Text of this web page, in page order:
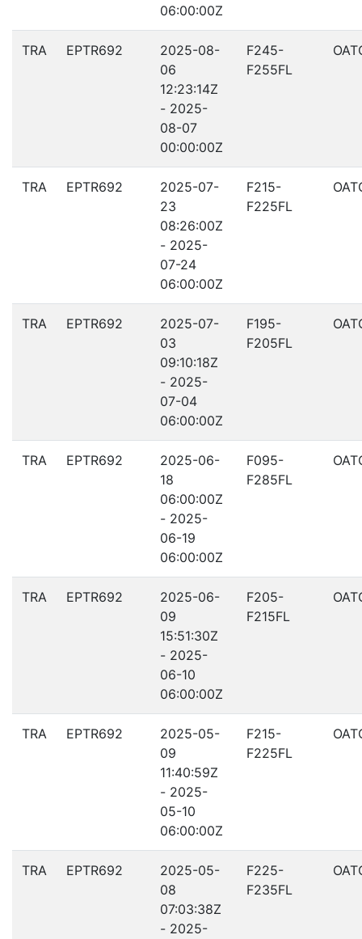
06:00:00Z
TRA EPTR692
2025-08-
06
12:23:14Z
- 2025-
08-07
00:00:00Z
F245-
F255FL
TRA EPTR692
2025-07-
23
08:26:00Z
- 2025-
07-24
06:00:00Z
F215-
F225FL
TRA EPTR692
2025-07-
03
09:10:18Z
- 2025-
07-04
06:00:00Z
F195-
F205FL
TRA EPTR692
2025-06-
18
06:00:00Z
- 2025-
06-19
06:00:00Z
F095-
F285FL
TRA EPTR692
2025-06-
09
15:51:30Z
- 2025-
06-10
06:00:00Z
F205-
F215FL
TRA EPTR692
2025-05-
09
11:40:59Z
- 2025-
05-10
06:00:00Z
F215-
F225FL
TRA EPTR692
2025-05-
08
07:03:38Z
- 2025-
F225-
F235FL